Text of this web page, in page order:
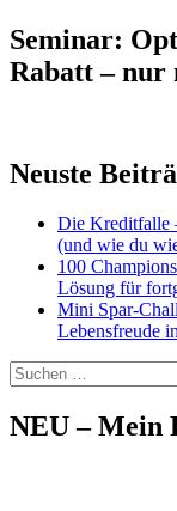
Seminar:
Rabatt – nur
Neuste
Die Kreditfalle
(und wie du
100
Lösung für
Mini Spar-
Lebensfreude
Suchen
nach:
NEU – Mein